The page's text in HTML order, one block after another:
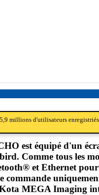
millions d'utilisateurs
est équipé d'un
Comme tous les
et Ethernet
MEGA Imaging